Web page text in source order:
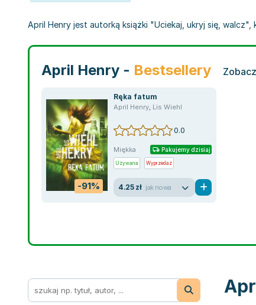
April Henry jest autorką książki "Uciekaj, ukryj się,
April Henry - Bestsellery
-91%
Ręka fatum
April Henry, Lis Wiehl
0.0
Miękka Pakujemy dzisiaj
Używana Wyprzedaż
4.25 zł jak nowa